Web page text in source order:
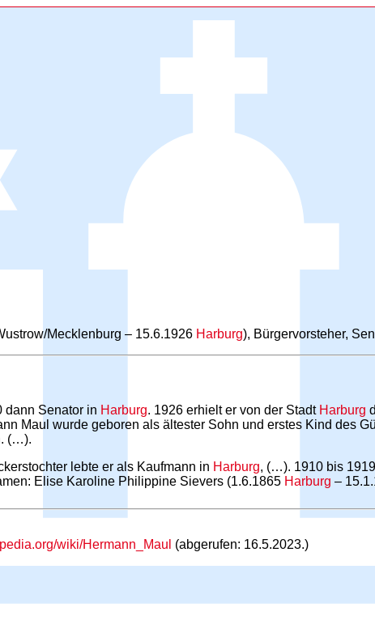
Mecklenburg – 15.6.1926 Harburg), Bürgervorsteher,
dann Senator in Harburg. 1926 erhielt er von der Stadt Harburg
Maul wurde geboren als ältester Sohn und erstes Kind des
(…).
lebte er als Kaufmann in Harburg, (…). 1910 bis
Elise Karoline Philippine Sievers (1.6.1865 Harburg –
wiki/Hermann_Maul (abgerufen: 16.5.2023.)